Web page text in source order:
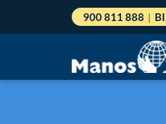
900 811 888 |